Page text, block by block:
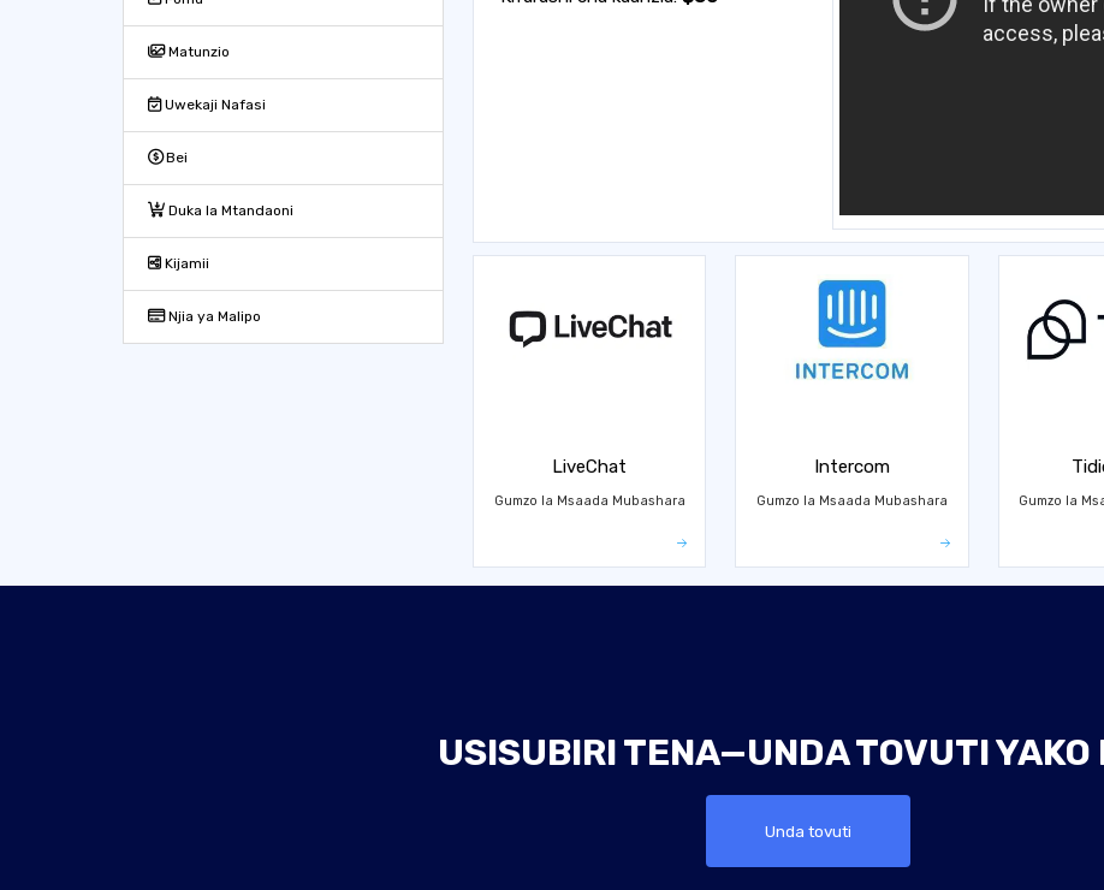
Matunzio
Uwekaji Nafasi
Bei
Duka la Mtandaoni
Kijamii
Njia ya Malipo
LiveChat
Gumzo la Msaada Mubashara
Intercom
Gumzo la Msaada Mubashara Gumzo la
USISUBIRI TENA—UNDA TOVUTI YAKO
Unda tovuti